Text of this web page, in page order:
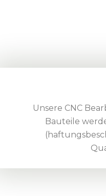
Unsere CNC
Bauteile